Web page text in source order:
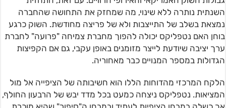
השנתית נותרה ללא שינוי, מה שמחזק את התחושה שהחברה
נמצאת בשלב של התייצבות ולא של פריצה מחודשת. השוק כרגע
בוחן האם נטפליקס יכולה להפוך מחברת צמיחה "פרועה" לחברת
ערך יציבה שיודעת לייצר מזומנים באופן עקבי, גם אם הקפיצות
הגדולות במספר המנויים כבר מאחוריה.
הלקח המרכזי מהדוחות הללו הוא חשיבותה של הציפייה אל מול
המציאות. נטפליקס ניצחה כמעט בכל מדד יבש של הרבעון החולף,